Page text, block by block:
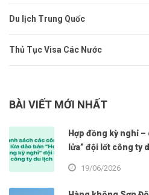
Du lịch Trung Quốc
Thủ Tục Visa Các Nước
BÀI VIẾT MỚI NHẤT
Hợp đồng kỳ nghỉ
lửa” đội lốt công ty
19/06/2026